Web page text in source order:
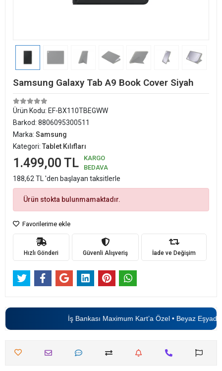
Samsung Galaxy Tab A9 Book Cover Siyah
Ürün Kodu: EF-BX110TBEGWW
Barkod: 8806095300511
Marka: Samsung
Kategori: Tablet Kılıfları
1.499,00 TL
KARGO
BEDAVA
188,62 TL 'den başlayan taksitlerle
Ürün stokta bulunmamaktadır.
Favorilerime ekle
Hızlı Gönderi Güvenli Alışveriş İade ve Değişim
İş Bankası Maximum Kart’a Özel • Beyaz Eşyada